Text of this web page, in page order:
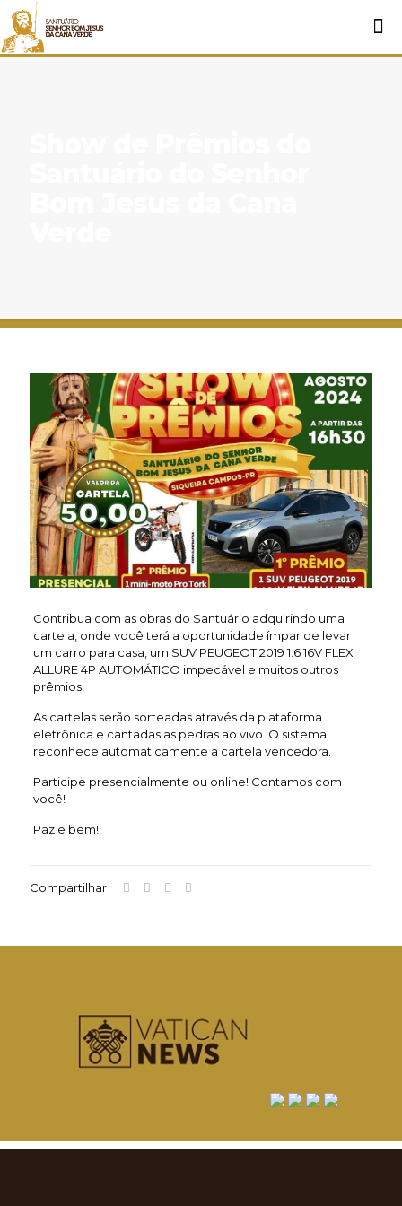
Contribua com as obras do Santuário adquirindo uma
cartela, onde você terá a oportunidade ímpar de levar
um carro para casa, um SUV PEUGEOT 2019 1.6 16V FLEX
ALLURE 4P AUTOMÁTICO impecável e muitos outros
prêmios!
As cartelas serão sorteadas através da plataforma
eletrônica e cantadas as pedras ao vivo. O sistema
reconhece automaticamente a cartela vencedora.
Participe presencialmente ou online! Contamos com
você!
Paz e bem!
Compartilhar